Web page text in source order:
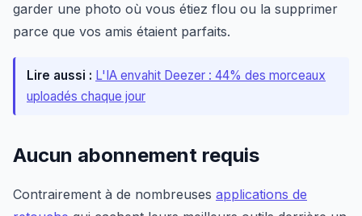
garder une photo où vous étiez flou ou la supprimer
parce que vos amis étaient parfaits.
Lire aussi : L'IA envahit Deezer : 44% des morceaux
uploadés chaque jour
Aucun abonnement requis
Contrairement à de nombreuses applications de